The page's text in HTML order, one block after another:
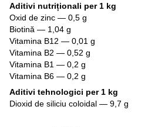
Aditivi nutriționali per 1 kg
Oxid de zinc — 0,5 g
Biotină — 1,04 g
Vitamina B12 — 0,01 g
Vitamina B2 — 0,52 g
Vitamina B1 — 0,2 g
Vitamina B6 — 0,2 g
Aditivi tehnologici per 1 kg
Dioxid de siliciu coloidal — 9,7 g